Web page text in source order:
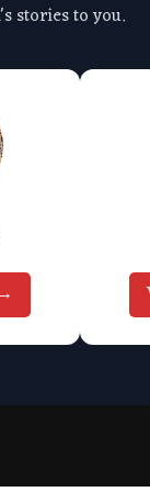
stories to you.